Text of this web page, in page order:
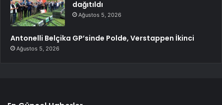
dağıtıldı
Ağustos 5, 2026
Antonelli Belçika GP’sinde Polde, Verstappen İkinci
Ağustos 5, 2026